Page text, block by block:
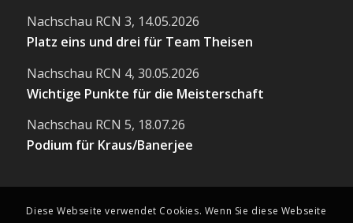
Nachschau RCN 3, 14.05.2026
Platz eins und drei für Team Theisen
Nachschau RCN 4, 30.05.2026
Wichtige Punkte für die Meisterschaft
Nachschau RCN 5, 18.07.26
Podium für Kraus/Banerjee
Diese Webseite verwendet Cookies. Wenn Sie diese Webseite